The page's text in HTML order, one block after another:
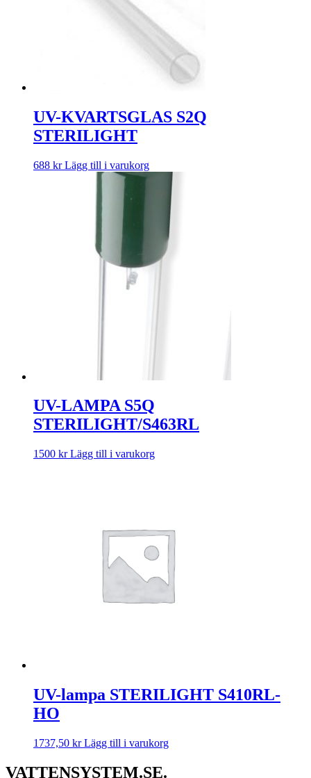
UV-KVARTSGLAS S2Q
STERILIGHT
688 kr Lägg till i varukorg
UV-LAMPA S5Q
STERILIGHT/S463RL
1500 kr Lägg till i varukorg
UV-lampa STERILIGHT S410RL-
HO
1737,50 kr Lägg till i varukorg
VATTENSYSTEM.SE.